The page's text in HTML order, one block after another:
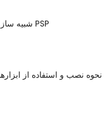
10 شبیه ساز سیستم عامل برای PSP
نحوه نصب و استفاده از